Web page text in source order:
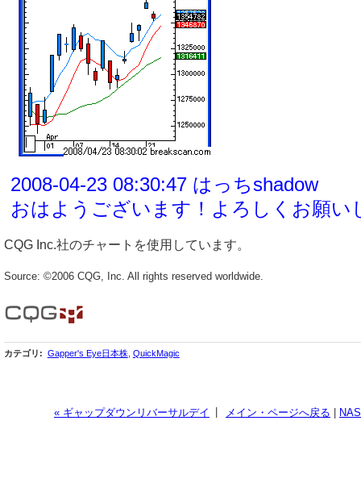
CQG Inc.社のチャートを使用しています。
Source: ©2006 CQG, Inc. All rights reserved worldwide.
カテゴリ : Gapper's Eye日本株, QuickMagic
« ギャップダウンリバーサルデイ メイン・ページへ戻る